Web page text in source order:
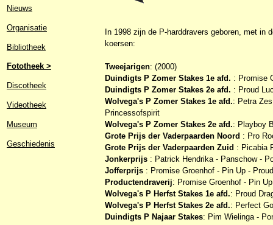
Nieuws
Organisatie
Bibliotheek
Fototheek >
Discotheek
Videotheek
Museum
Geschiedenis
In 1998 zijn de P-harddravers geboren, met in
koersen:
Tweejarigen: (2000)
Duindigts P Zomer Stakes 1e afd. : Promise
Duindigts P Zomer Stakes 2e afd. : Proud
Wolvega's P Zomer Stakes 1e afd.: Petra
Princessofspirit
Wolvega's P Zomer Stakes 2e afd.: Playboy
Grote Prijs der Vaderpaarden Noord : Pro
Grote Prijs der Vaderpaarden Zuid : Picabia
Jonkerprijs : Patrick Hendrika - Panschow -
Jofferprijs : Promise Groenhof - Pin Up -
Productendraverij: Promise Groenhof - Pin
Wolvega's P Herfst Stakes 1e afd.: Proud
Wolvega's P Herfst Stakes 2e afd.: Perfect
Duindigts P Najaar Stakes: Pim Wielinga -